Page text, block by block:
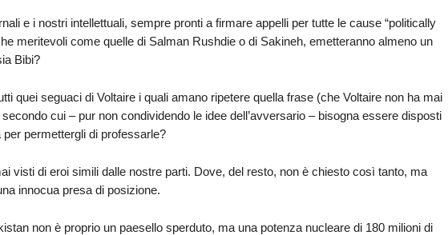
e i nostri intellettuali, sempre pronti a firmare appelli per tutte le cause “politically
meritevoli come quelle di Salman Rushdie o di Sakineh, emetteranno almeno un
Bibi?
quei seguaci di Voltaire i quali amano ripetere quella frase (che Voltaire non ha mai
cui – pur non condividendo le idee dell’avversario – bisogna essere disposti
per permettergli di professarle?
visti di eroi simili dalle nostre parti. Dove, del resto, non è chiesto così tanto, ma
innocua presa di posizione.
non è proprio un paesello sperduto, ma una potenza nucleare di 180 milioni di